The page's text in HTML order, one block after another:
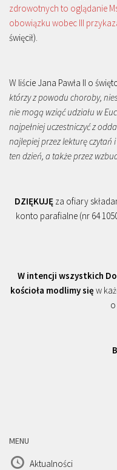
zdrowotnych to oglądanie
obowiązku wobec III
święcił).
W liście Jana Pawła II o
którzy z powodu choroby,
nie mogą wziąć udziału w
najpełniej uczestniczyć z
najlepiej przez lekturę
ten dzień, a także przez
DZIĘKUJĘ za ofiary
konto parafialne (nr 64
W intencji wszystkich
kościoła modlimy się w
MENU
Aktualności